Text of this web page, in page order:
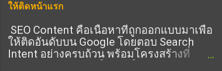
ยังไง ✔️ 1. แสดง Expertise 👉 ใช้ Heading
ครอบคลุมลึก ✔️ 2. แสดง Experience 👉 มี
หัวข้อ “ประสบการณ์จริง” ✔️ 3. แสดง
Authority 👉 มีหัวข้อครบทุกมุม ✔️ 4. แสดง
Trust 👉 มี FAQ / ข้อมูลชัด 🔧 วิธีเขียน
ให้ติดหน้าแรก
SEO Content คือเนื้อหาที่ถูกออกแบบมาเพื่อ
ให้ติดอันดับบน Google โดยตอบ Search
Intent อย่างครบถ้วน พร้อมโครงสร้างที่